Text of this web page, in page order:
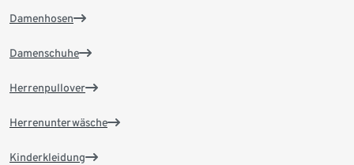
Damenhosen
Damenschuhe
Herrenpullover
Herrenunterwäsche
Kinderkleidung